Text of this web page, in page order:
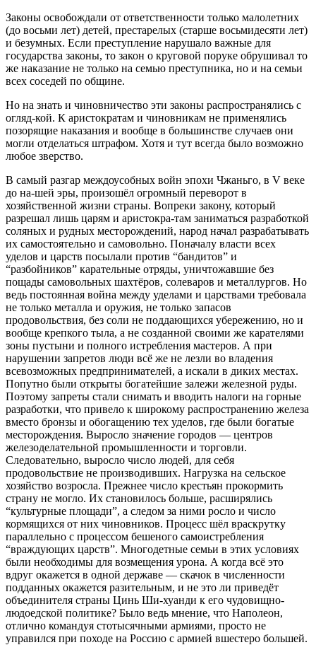
Законы освобождали от ответственности только малолетних
(до восьми лет) детей, престарелых (старше восьмидесяти лет)
и безумных. Если преступление нарушало важные для
государства законы, то закон о круговой поруке обрушивал то
же наказание не только на семью преступника, но и на семьи
всех соседей по общине.
Но на знать и чиновничество эти законы распространялись с
огляд-кой. К аристократам и чиновникам не применялись
позорящие наказания и вообще в большинстве случаев они
могли отделаться штрафом. Хотя и тут всегда было возможно
любое зверство.
В самый разгар междоусобных войн эпохи Чжаньго, в V веке
до на-шей эры, произошёл огромный переворот в
хозяйственной жизни страны. Вопреки закону, который
разрешал лишь царям и аристокра-там заниматься разработкой
соляных и рудных месторождений, народ начал разрабатывать
их самостоятельно и самовольно. Поначалу власти всех
уделов и царств посылали против “бандитов” и
“разбойников” карательные отряды, уничтожавшие без
пощады самовольных шахтёров, солеваров и металлургов. Но
ведь постоянная война между уделами и царствами требовала
не только металла и оружия, не только запасов
продовольствия, без соли не поддающихся убережению, но и
вообще крепкого тыла, а не созданной своими же карателями
зоны пустыни и полного истребления мастеров. А при
нарушении запретов люди всё же не лезли во владения
всевозможных предпринимателей, а искали в диких местах.
Попутно были открыты богатейшие залежи железной руды.
Поэтому запреты стали снимать и вводить налоги на горные
разработки, что привело к широкому распространению железа
вместо бронзы и обогащению тех уделов, где были богатые
месторождения. Выросло значение городов — центров
железоделательной промышленности и торговли.
Следовательно, выросло число людей, для себя
продовольствие не производивших. Нагрузка на сельское
хозяйство возросла. Прежнее число крестьян прокормить
страну не могло. Их становилось больше, расширялись
“культурные площади”, а следом за ними росло и число
кормящихся от них чиновников. Процесс шёл враскрутку
параллельно с процессом бешеного самоистребления
“враждующих царств”. Многодетные семьи в этих условиях
были необходимы для возмещения урона. А когда всё это
вдруг окажется в одной державе — скачок в численности
подданных окажется разительным, и не это ли приведёт
объединителя страны Цинь Ши-хуанди к его чудовищно-
людоедской политике? Было ведь мнение, что Наполеон,
отлично командуя стотысячными армиями, просто не
управился при походе на Россию с армией вшестеро большей.